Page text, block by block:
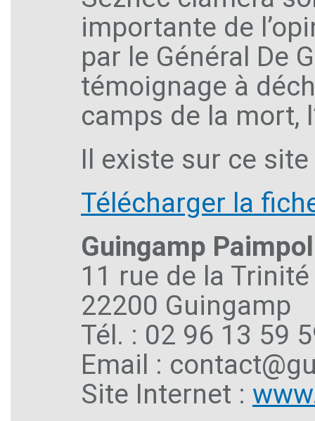
importante de
par le Général De
témoignage à
camps de la mort,
Il existe sur ce
Télécharger la
Guingamp
11 rue de la Trinité
22200 Guingamp
Tél. : 02 96 13 59
Email :
Site Internet :